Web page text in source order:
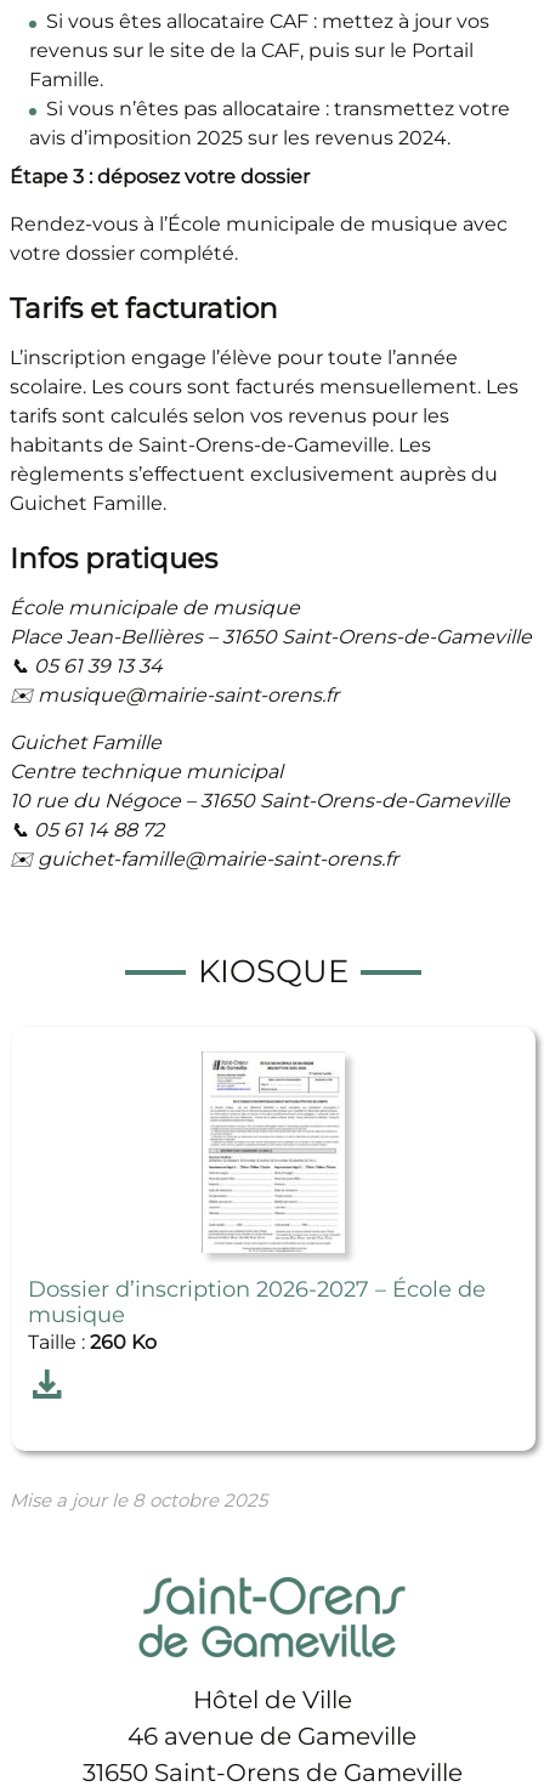
Si vous êtes allocataire CAF : mettez à jour vos
revenus sur le site de la CAF, puis sur le Portail
Famille.
Si vous n’êtes pas allocataire : transmettez votre
avis d’imposition 2025 sur les revenus 2024.
Étape 3 : déposez votre dossier
Rendez-vous à l’École municipale de musique avec
votre dossier complété.
Tarifs et facturation
L’inscription engage l’élève pour toute l’année
scolaire. Les cours sont facturés mensuellement. Les
tarifs sont calculés selon vos revenus pour les
habitants de Saint-Orens-de-Gameville. Les
règlements s’effectuent exclusivement auprès du
Guichet Famille.
Infos pratiques
École municipale de musique
Place Jean-Bellières – 31650 Saint-Orens-de-Gameville
📞 05 61 39 13 34
✉️ musique@mairie-saint-orens.fr
Guichet Famille
Centre technique municipal
10 rue du Négoce – 31650 Saint-Orens-de-Gameville
📞 05 61 14 88 72
✉️ guichet-famille@mairie-saint-orens.fr
KIOSQUE
Dossier d’inscription 2026-2027 – École de
musique
Taille : 260 Ko
Télécharger
Mise a jour le 8 octobre 2025
Hôtel de Ville
46 avenue de Gameville
31650 Saint-Orens de Gameville